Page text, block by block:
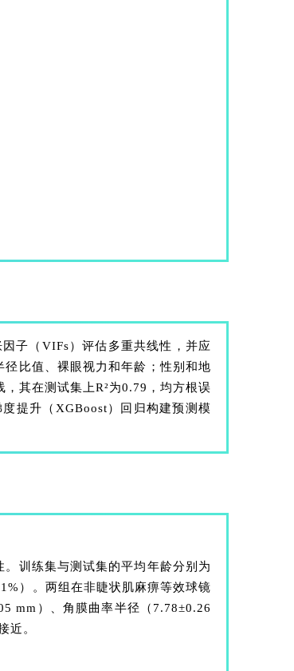
子（VIFs）评估多重共线性，并应
比值、裸眼视力和年龄；性别和地
其在测试集上R²为0.79，均方根误
提升（XGBoost）回归构建预测模
训练集与测试集的平均年龄分别为
）。两组在非睫状肌麻痹等效球镜
mm）、角膜曲率半径（7.78±0.26
近。